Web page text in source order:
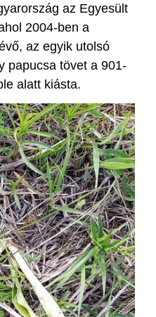
az Egyesült
2004-ben a
az egyik utolsó
papucsa tövet a 901-
alatt kiásta.